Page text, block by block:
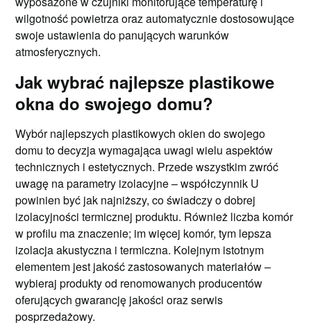
wilgotność powietrza oraz automatycznie dostosowujące
swoje ustawienia do panujących warunków
atmosferycznych.
Jak wybrać najlepsze plastikowe
okna do swojego domu?
Wybór najlepszych plastikowych okien do swojego
domu to decyzja wymagająca uwagi wielu aspektów
technicznych i estetycznych. Przede wszystkim zwróć
uwagę na parametry izolacyjne – współczynnik U
powinien być jak najniższy, co świadczy o dobrej
izolacyjności termicznej produktu. Również liczba komór
w profilu ma znaczenie; im więcej komór, tym lepsza
izolacja akustyczna i termiczna. Kolejnym istotnym
elementem jest jakość zastosowanych materiałów –
wybieraj produkty od renomowanych producentów
oferujących gwarancję jakości oraz serwis
posprzedażowy.